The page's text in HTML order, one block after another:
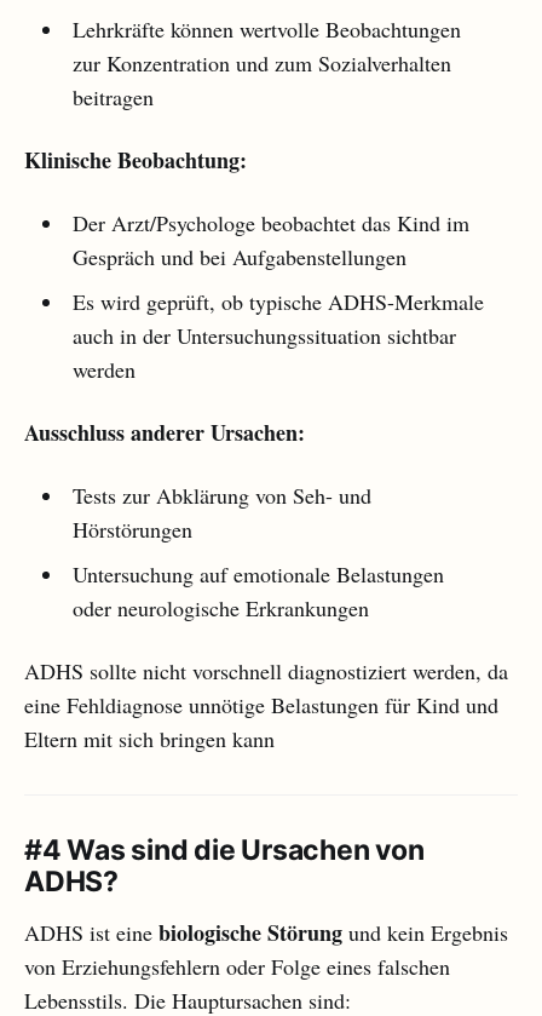
Lehrkräfte können wertvolle Beobachtungen
zur Konzentration und zum Sozialverhalten
beitragen
Klinische Beobachtung:
Der Arzt/Psychologe beobachtet das Kind im
Gespräch und bei Aufgabenstellungen
Es wird geprüft, ob typische ADHS-Merkmale
auch in der Untersuchungssituation sichtbar
werden
Ausschluss anderer Ursachen:
Tests zur Abklärung von Seh- und
Hörstörungen
Untersuchung auf emotionale Belastungen
oder neurologische Erkrankungen
ADHS sollte nicht vorschnell diagnostiziert werden, da
eine Fehldiagnose unnötige Belastungen für Kind und
Eltern mit sich bringen kann
#4 Was sind die Ursachen von
ADHS?
ADHS ist eine biologische Störung und kein Ergebnis
von Erziehungsfehlern oder Folge eines falschen
Lebensstils. Die Hauptursachen sind: